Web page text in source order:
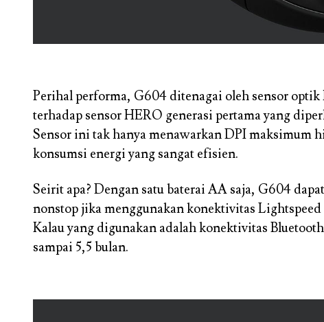
Perihal performa, G604 ditenagai oleh sensor optik
terhadap sensor HERO generasi pertama yang
Sensor ini tak hanya menawarkan DPI maksimum
konsumsi energi yang sangat efisien.
Seirit apa? Dengan satu baterai AA saja, G604
nonstop jika menggunakan konektivitas Lightspeed
Kalau yang digunakan adalah konektivitas
sampai 5,5 bulan.